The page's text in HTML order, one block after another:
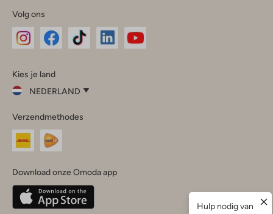
Volg ons
InstagramFacebook
Kies je land
NEDERLAND
je
land
Nederland
Belgique(Français)
Deutschland
Verzendmethodes
Download onze Omoda app